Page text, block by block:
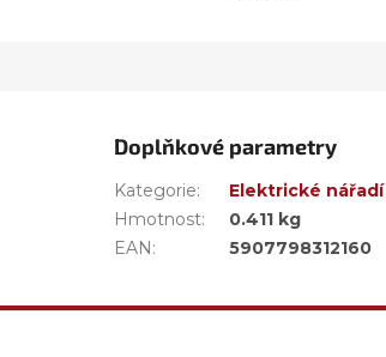
Doplňkové parametry
Kategorie:
Elektrické nářadí
Hmotnost:
0.411 kg
EAN: 5907798312160